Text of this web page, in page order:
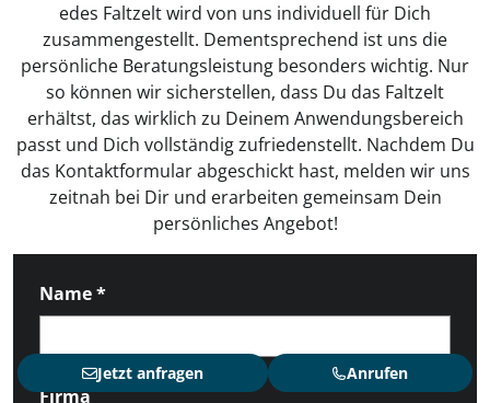
edes Faltzelt wird von uns individuell für Dich
zusammengestellt. Dementsprechend ist uns die
persönliche Beratungsleistung besonders wichtig. Nur
so können wir sicherstellen, dass Du das Faltzelt
erhältst, das wirklich zu Deinem Anwendungsbereich
passt und Dich vollständig zufriedenstellt. Nachdem Du
das Kontaktformular abgeschickt hast, melden wir uns
zeitnah bei Dir und erarbeiten gemeinsam Dein
persönliches Angebot!
Name*
Firma
Jetzt anfragen Anrufen